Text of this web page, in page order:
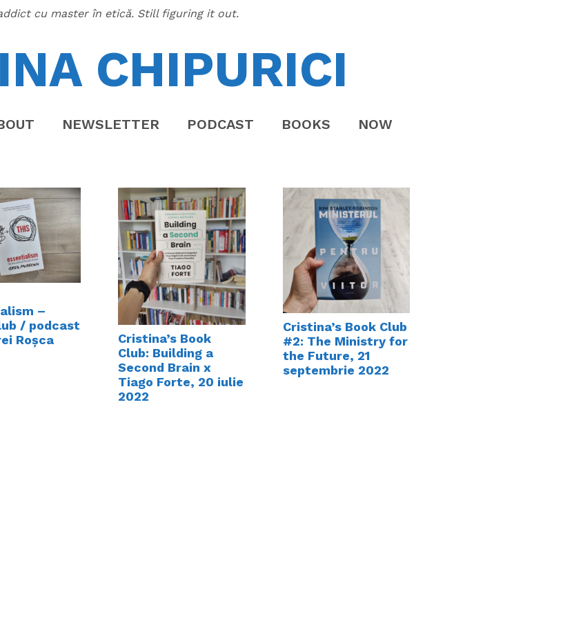
cu master în etică. Still figuring it out.
CHIPURICI
NEWSLETTER PODCAST BOOKS NOW
–
/ podcast
Roșca
Cristina’s Book
Club: Building a
Second Brain x
Tiago Forte, 20 iulie
2022
Cristina’s Book Club
#2: The Ministry for
the Future, 21
septembrie 2022